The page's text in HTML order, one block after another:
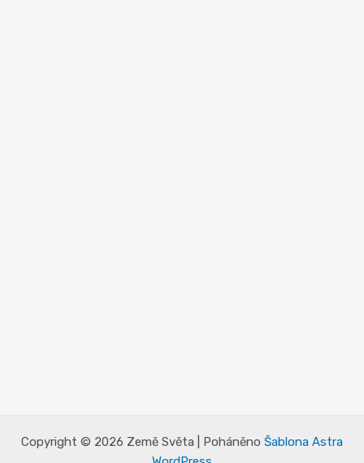
Copyright © 2026 Země Světa | Poháněno Šablona Astra